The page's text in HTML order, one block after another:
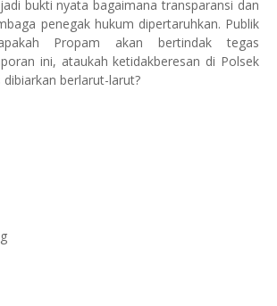
bukti nyata bagaimana transparansi dan
penegak hukum dipertaruhkan. Publik
Propam akan bertindak tegas
ini, ataukah ketidakberesan di Polsek
berlarut-larut?